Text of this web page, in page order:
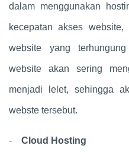
dalam menggunakan
kecepatan akses
website yang
website akan sering
menjadi lelet, sehingga
webste tersebut.
- Cloud Hosting